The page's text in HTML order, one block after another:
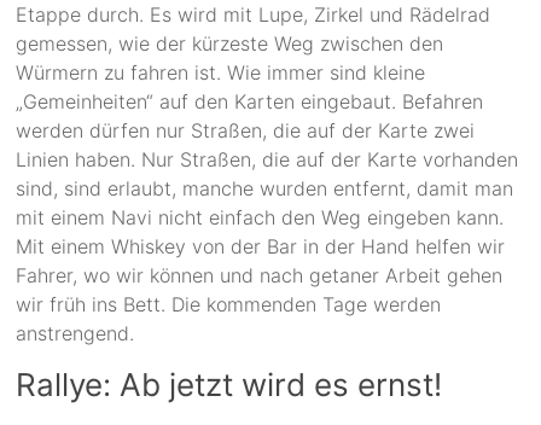
Etappe durch. Es wird mit Lupe, Zirkel und Rädelrad
gemessen, wie der kürzeste Weg zwischen den
Würmern zu fahren ist. Wie immer sind kleine
„Gemeinheiten“ auf den Karten eingebaut. Befahren
werden dürfen nur Straßen, die auf der Karte zwei
Linien haben. Nur Straßen, die auf der Karte vorhanden
sind, sind erlaubt, manche wurden entfernt, damit man
mit einem Navi nicht einfach den Weg eingeben kann.
Mit einem Whiskey von der Bar in der Hand helfen wir
Fahrer, wo wir können und nach getaner Arbeit gehen
wir früh ins Bett. Die kommenden Tage werden
anstrengend.
Rallye: Ab jetzt wird es ernst!